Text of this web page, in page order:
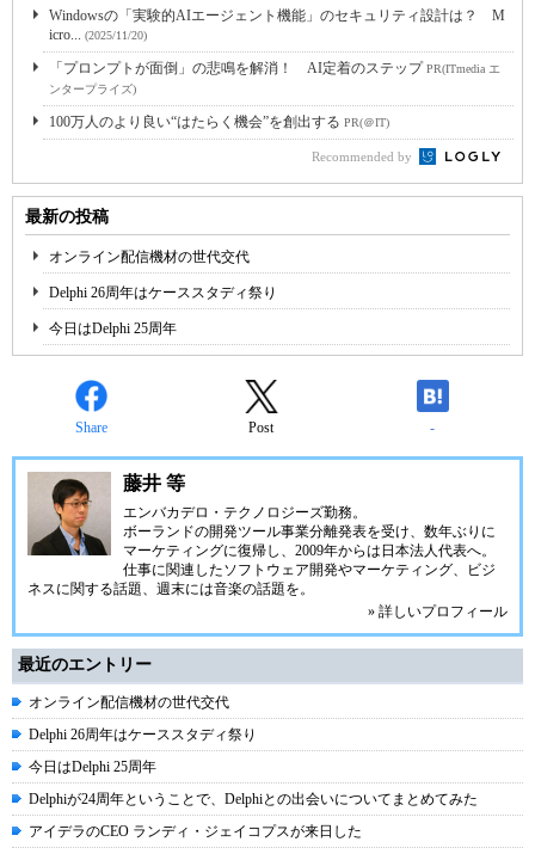
Windowsの「実験的AIエージェント機能」のセキュリティ設計は？ M
icro... (2025/11/20)
「プロンプトが面倒」の悲鳴を解消！ AI定着のステップPR(ITmedia エ
ンタープライズ)
100万人のより良い“はたらく機会”を創出する PR(＠IT)
Recommended by
最新の投稿
オンライン配信機材の世代交代
Delphi 26周年はケーススタディ祭り
今日はDelphi 25周年
Share Post -
藤井 等
エンバカデロ・テクノロジーズ勤務。
ボーランドの開発ツール事業分離発表を受け、数年ぶりに
マーケティングに復帰し、2009年からは日本法人代表へ。
仕事に関連したソフトウェア開発やマーケティング、ビジ
ネスに関する話題、週末には音楽の話題を。
» 詳しいプロフィール
最近のエントリー
オンライン配信機材の世代交代
Delphi 26周年はケーススタディ祭り
今日はDelphi 25周年
Delphiが24周年ということで、Delphiとの出会いについてまとめてみた
アイデラのCEO ランディ・ジェイコプスが来日した